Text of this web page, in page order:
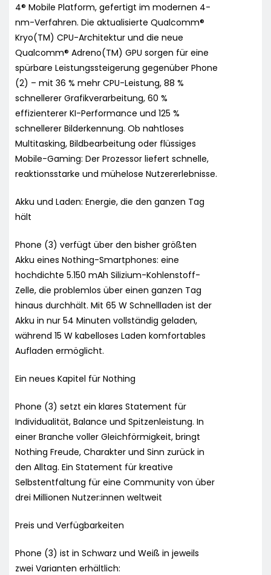
4® Mobile Platform, gefertigt im modernen 4-
nm-Verfahren. Die aktualisierte Qualcomm®
Kryo(TM) CPU-Architektur und die neue
Qualcomm® Adreno(TM) GPU sorgen für eine
spürbare Leistungssteigerung gegenüber Phone
(2) – mit 36 % mehr CPU-Leistung, 88 %
schnellerer Grafikverarbeitung, 60 %
effizienterer KI-Performance und 125 %
schnellerer Bilderkennung. Ob nahtloses
Multitasking, Bildbearbeitung oder flüssiges
Mobile-Gaming: Der Prozessor liefert schnelle,
reaktionsstarke und mühelose Nutzererlebnisse.
Akku und Laden: Energie, die den ganzen Tag
hält
Phone (3) verfügt über den bisher größten
Akku eines Nothing-Smartphones: eine
hochdichte 5.150 mAh Silizium-Kohlenstoff-
Zelle, die problemlos über einen ganzen Tag
hinaus durchhält. Mit 65 W Schnellladen ist der
Akku in nur 54 Minuten vollständig geladen,
während 15 W kabelloses Laden komfortables
Aufladen ermöglicht.
Ein neues Kapitel für Nothing
Phone (3) setzt ein klares Statement für
Individualität, Balance und Spitzenleistung. In
einer Branche voller Gleichförmigkeit, bringt
Nothing Freude, Charakter und Sinn zurück in
den Alltag. Ein Statement für kreative
Selbstentfaltung für eine Community von über
drei Millionen Nutzer:innen weltweit
Preis und Verfügbarkeiten
Phone (3) ist in Schwarz und Weiß in jeweils
zwei Varianten erhältlich: